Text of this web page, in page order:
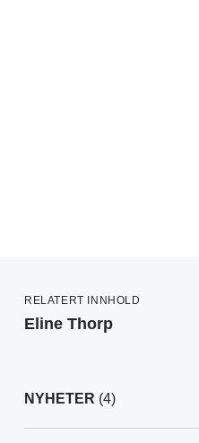
RELATERT INNHOLD
Eline Thorp
NYHETER (4)